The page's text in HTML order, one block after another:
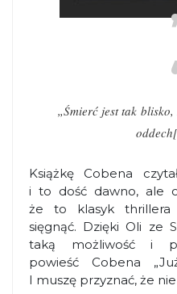
„Śmierć jest tak
Książkę Cobena
i to dość dawno, ale
że to klasyk
sięgnąć. Dzięki Oli ze
taką możliwość i
powieść Cobena
I muszę przyznać, że nie